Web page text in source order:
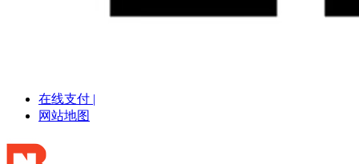
在线支付 |
网站地图